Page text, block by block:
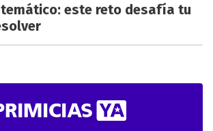
este reto desafía tu